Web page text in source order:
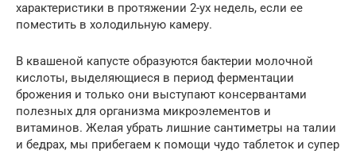
характеристики в протяжении 2-ух недель, если ее
поместить в холодильную камеру.
В квашеной капусте образуются бактерии молочной
кислоты, выделяющиеся в период ферментации
брожения и только они выступают консервантами
полезных для организма микроэлементов и
витаминов. Желая убрать лишние сантиметры на талии
и бедрах, мы прибегаем к помощи чудо таблеток и супер